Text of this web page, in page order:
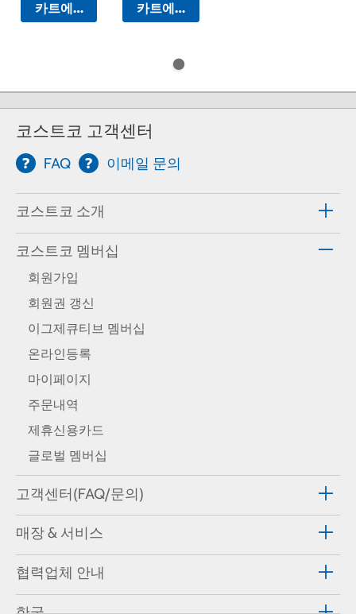
카트에 담기 카트에 담기
코스트코 고객센터
FAQ 이메일 문의
코스트코 소개
코스트코 멤버십
회원가입
회원권 갱신
이그제큐티브 멤버십
온라인등록
마이페이지
주문내역
제휴신용카드
글로벌 멤버십
고객센터(FAQ/문의)
매장 & 서비스
협력업체 안내